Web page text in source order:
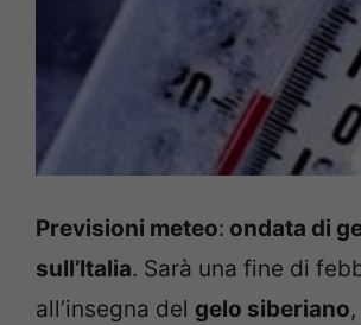
Previsioni meteo: ondata di
sull’Italia. Sarà una fine di
all’insegna del gelo siberiano